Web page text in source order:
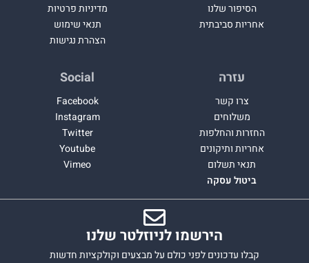
הסיפור שלנו
אחריות סביבתית
מדיניות פרטיות
תנאי שימוש
הצהרת נגישות
עזרה
צרו קשר
משלוחים
החזרות והחלפות
אחריות ותיקונים
תנאי תשלום
ביטול עסקה
Social
Facebook
Instagram
Twitter
Youtube
Vimeo
הירשמו לניוזלטר שלנו
קבלו עדכונים לפני כולם על מבצעים וקולקציות חדשות